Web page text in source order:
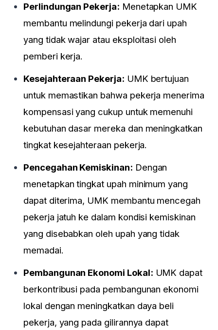
Perlindungan Pekerja: Menetapkan UMK
membantu melindungi pekerja dari upah
yang tidak wajar atau eksploitasi oleh
pemberi kerja.
Kesejahteraan Pekerja: UMK bertujuan
untuk memastikan bahwa pekerja menerima
kompensasi yang cukup untuk memenuhi
kebutuhan dasar mereka dan meningkatkan
tingkat kesejahteraan pekerja.
Pencegahan Kemiskinan: Dengan
menetapkan tingkat upah minimum yang
dapat diterima, UMK membantu mencegah
pekerja jatuh ke dalam kondisi kemiskinan
yang disebabkan oleh upah yang tidak
memadai.
Pembangunan Ekonomi Lokal: UMK dapat
berkontribusi pada pembangunan ekonomi
lokal dengan meningkatkan daya beli
pekerja, yang pada gilirannya dapat